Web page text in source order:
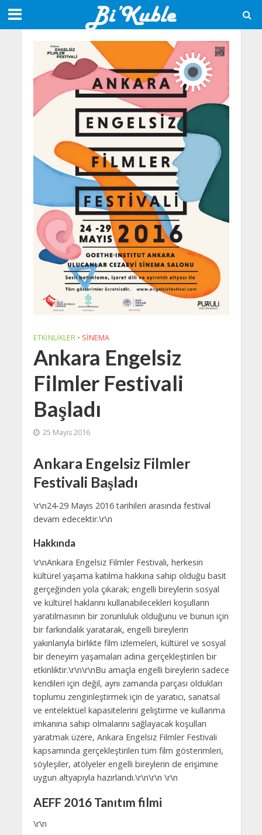
ETKINLIKLER • SINEMA
Ankara Engelsiz
Filmler Festivali
Başladı
25 Mayıs 2016
Ankara Engelsiz Filmler
Festivali Başladı
\r\n24-29 Mayıs 2016 tarihileri arasında festival
devam edecektir.\r\n
Hakkında
\r\nAnkara Engelsiz Filmler Festivali, herkesin
kültürel yaşama katılma hakkına sahip olduğu basit
gerçeğinden yola çıkarak; engelli bireylerin sosyal
ve kültürel haklarını kullanabilecekleri koşulların
yaratılmasının bir zorunluluk olduğunu ve bunun için
bir farkındalık yaratarak, engelli bireylerin
yakınlarıyla birlikte film izlemeleri, kültürel ve sosyal
bir deneyim yaşamaları adına gerçekleştirilen bir
etkinliktir.\r\n\r\nBu amaçla engelli bireylerin sadece
kendileri için değil, aynı zamanda parçası oldukları
toplumu zenginleştirmek için de yaratıcı, sanatsal
ve entelektüel kapasitelerini geliştirme ve kullanma
imkanına sahip olmalarını sağlayacak koşulları
yaratmak üzere, Ankara Engelsiz Filmler Festivali
kapsamında gerçekleştirilen tüm film gösterimleri,
söyleşiler, atölyeler engelli bireylerin de erişimine
uygun altyapıyla hazırlandı.\r\n\r\n \r\n
AEFF 2016 Tanıtım filmi
\r\n